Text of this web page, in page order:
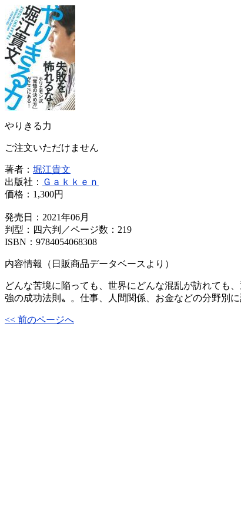
やりきる力
ご注文いただけません
著者： 堀江貴文
出版社： Ｇａｋｋｅｎ
価格： 1,300円
発売日：2021年06月
判型：四六判／ページ数：219
ISBN：9784054068308
内容情報（日販商品データベースより）
どんな苦境に陥っても、世界にどんな混乱が訪れても
強の成功法則〟。仕事、人間関係、お金などの分野別に
<< 前のページへ